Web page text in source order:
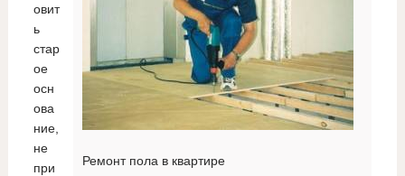
Ремонт пола в квартире
овит
ь
стар
ое
осн
ова
ние,
не
при